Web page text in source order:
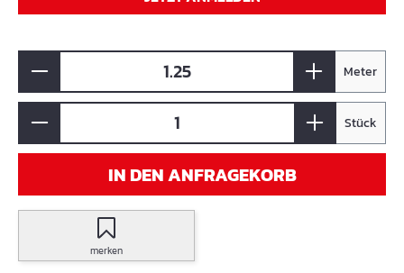
Meter
Stück
IN DEN ANFRAGEKORB
merken